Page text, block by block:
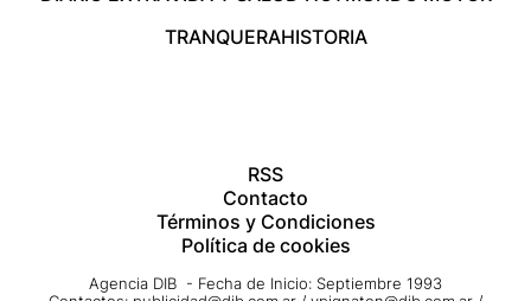
TRANQUERAHISTORIA
RSS
Contacto
Términos y Condiciones
Política de cookies
Agencia DIB - Fecha de Inicio: Septiembre 1993